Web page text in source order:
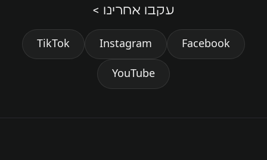
אנחנו על המפה
עקבו אחרינו >
Facebook
Instagram
TikTok
YouTube